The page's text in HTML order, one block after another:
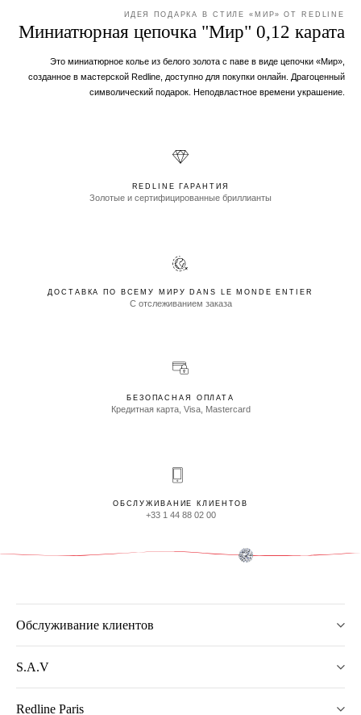
ИДЕЯ ПОДАРКА В СТИЛЕ «МИР» ОТ REDLINE
Миниатюрная цепочка "Мир" 0,12 карата
Это миниатюрное колье из белого золота с паве в виде цепочки «Мир»,
созданное в мастерской Redline, доступно для покупки онлайн. Драгоценный
символический подарок. Неподвластное времени украшение.
REDLINE ГАРАНТИЯ
Золотые и сертифицированные бриллианты
ДОСТАВКА ПО ВСЕМУ МИРУ DANS LE MONDE ENTIER
С отслеживанием заказа
БЕЗОПАСНАЯ ОПЛАТА
Кредитная карта, Visa, Mastercard
ОБСЛУЖИВАНИЕ КЛИЕНТОВ
+33 1 44 88 02 00
Обслуживание клиентов
S.A.V
Redline Paris